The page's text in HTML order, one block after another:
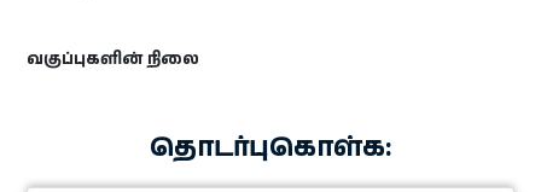
வகுப்புகளின் நிலை
தொடர்புகொள்க: